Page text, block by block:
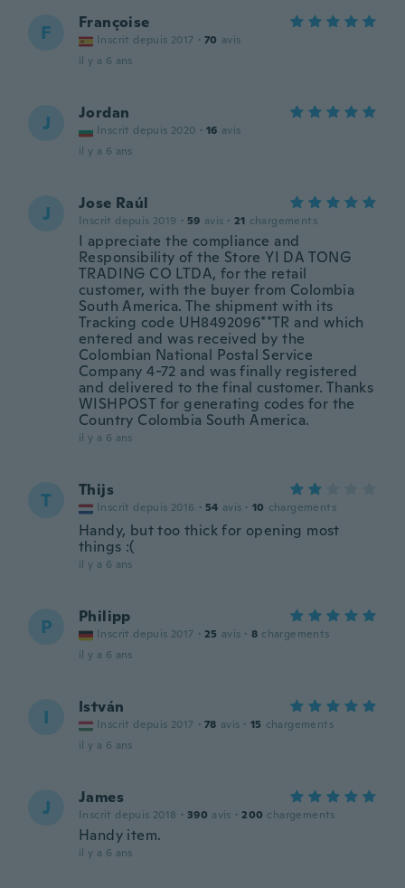
F Françoise
Inscrit depuis 2017 · 70 avis
il y a 6 ans
J Jordan
Inscrit depuis 2020 · 16 avis
il y a 6 ans
J Jose Raúl
Inscrit depuis 2019 · 59 avis · 21 chargements
I appreciate the compliance and
Responsibility of the Store YI DA TONG
TRADING CO LTDA, for the retail
customer, with the buyer from Colombia
South America. The shipment with its
Tracking code UH8492096**TR and which
entered and was received by the
Colombian National Postal Service
Company 4-72 and was finally registered
and delivered to the final customer. Thanks
WISHPOST for generating codes for the
Country Colombia South America.
il y a 6 ans
T Thijs
Inscrit depuis 2016 · 54 avis · 10 chargements
Handy, but too thick for opening most
things :(
il y a 6 ans
P Philipp
Inscrit depuis 2017 · 25 avis · 8 chargements
il y a 6 ans
I István
Inscrit depuis 2017 · 78 avis · 15 chargements
il y a 6 ans
J James
Inscrit depuis 2018 · 390 avis · 200 chargements
Handy item.
il y a 6 ans